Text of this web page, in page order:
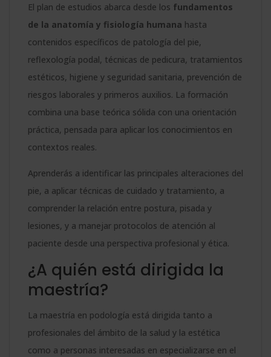
El plan de estudios abarca desde los fundamentos
de la anatomía y fisiología humana hasta
contenidos específicos de patología del pie,
reflexología podal, técnicas de pedicura, tratamientos
estéticos, higiene y seguridad sanitaria, prevención de
riesgos laborales y primeros auxilios. La formación
combina una base teórica sólida con una orientación
práctica, pensada para aplicar los conocimientos en
contextos reales.
Aprenderás a identificar las principales alteraciones del
pie, a aplicar técnicas de cuidado y tratamiento, a
comprender la relación entre postura, pisada y
lesiones, y a manejar protocolos de atención al
paciente desde una perspectiva profesional y ética.
¿A quién está dirigida la
maestría?
La maestría en podología está dirigida tanto a
profesionales del ámbito de la salud y la estética
como a personas interesadas en especializarse en el